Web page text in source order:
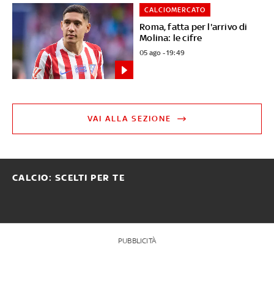
Roma, fatta per l'arrivo di
Molina: le cifre
CALCIOMERCATO
05 ago - 19:49
VAI ALLA SEZIONE
CALCIO: SCELTI PER TE
PUBBLICITÀ